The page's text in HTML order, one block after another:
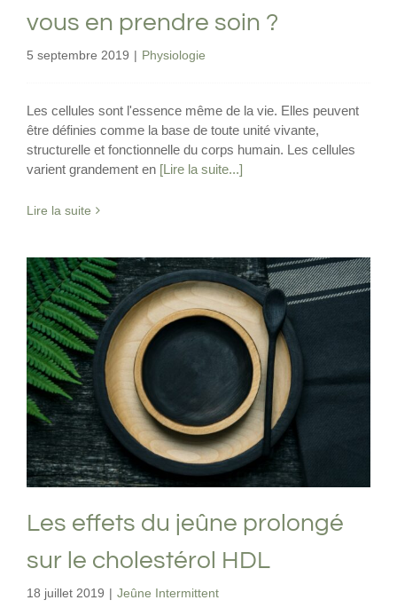
vous en prendre soin ?
5 septembre 2019 | Physiologie
Les cellules sont l'essence même de la vie. Elles peuvent
être définies comme la base de toute unité vivante,
structurelle et fonctionnelle du corps humain. Les cellules
varient grandement en [Lire la suite...]
Lire la suite
Les effets du jeûne prolongé sur le
cholestérol HDL
Jeûne Intermittent
Les effets du jeûne prolongé
sur le cholestérol HDL
18 juillet 2019 | Jeûne Intermittent